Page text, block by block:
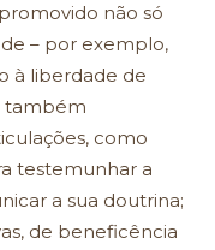
não só
– por exemplo,
à liberdade de
também
como
testemunhar a
a sua doutrina;
de beneficência